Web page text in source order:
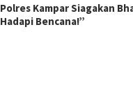
Polres Kampar Siagakan
Hadapi Bencana!”